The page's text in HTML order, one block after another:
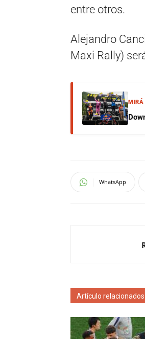
entre otros.
Alejandro
Maxi Rally)
MIRÁ
WhatsApp
Artículo relacionados